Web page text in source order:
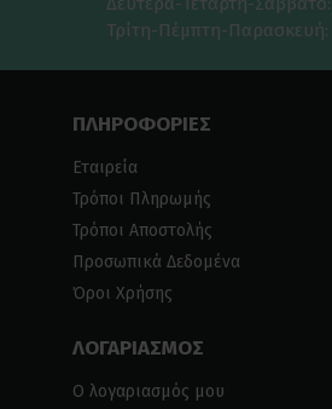
Τρίτη-Πέμπτη-Παρασκευή:
ΠΛΗΡΟΦΟΡΙΕΣ
Εταιρεία
Τρόποι Πληρωμής
Τρόποι Αποστολής
Προσωπικά Δεδομένα
Όροι Χρήσης
ΛΟΓΑΡΙΑΣΜΟΣ
Ο λογαριασμός μου